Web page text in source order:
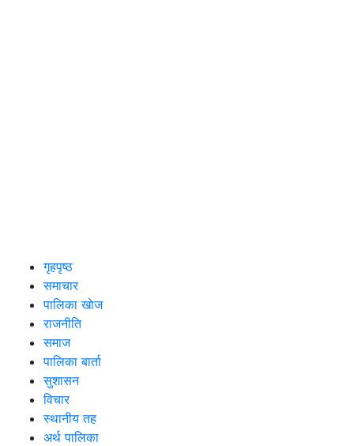
गृहपृष्ठ
समाचार
पालिका खाेज
राजनीति
समाज
पालिका बार्ता
सुशासन
विचार
स्थानीय तह
अर्थ पालिका